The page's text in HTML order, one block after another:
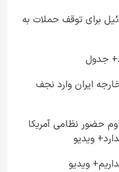
برای توقف حملات به
ایران وارد نجف
حضور نظامی آمریکا
ویدیو
ویدیو